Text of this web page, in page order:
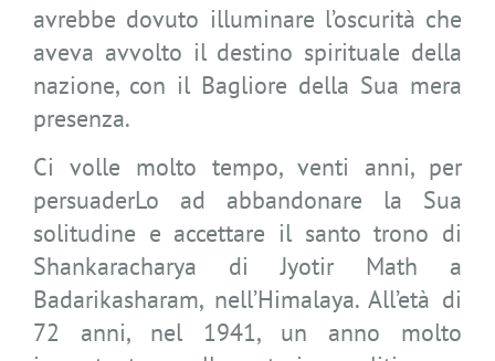
avrebbe dovuto illuminare l’oscurità che
aveva avvolto il destino spirituale della
nazione, con il Bagliore della Sua mera
presenza.
Ci volle molto tempo, venti anni, per
persuaderLo ad abbandonare la Sua
solitudine e accettare il santo trono di
Shankaracharya di Jyotir Math a
Badarikasharam, nell’Himalaya. All’età di
72 anni, nel 1941, un anno molto